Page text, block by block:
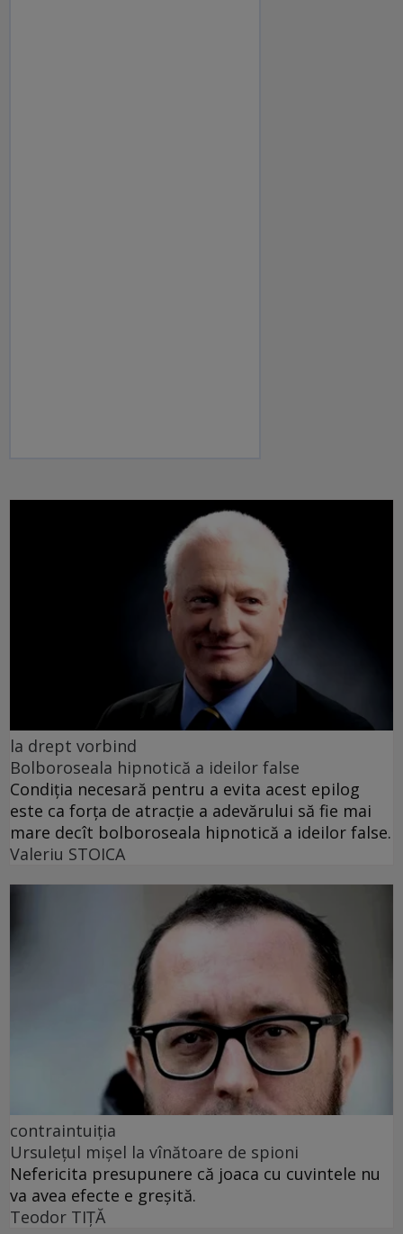
la drept vorbind
Bolboroseala hipnotică a ideilor false
Condiția necesară pentru a evita acest epilog
este ca forța de atracție a adevărului să fie mai
mare decît bolboroseala hipnotică a ideilor false.
Valeriu STOICA
contraintuiția
Ursulețul mișel la vînătoare de spioni
Nefericita presupunere că joaca cu cuvintele nu
va avea efecte e greșită.
Teodor TIŢĂ